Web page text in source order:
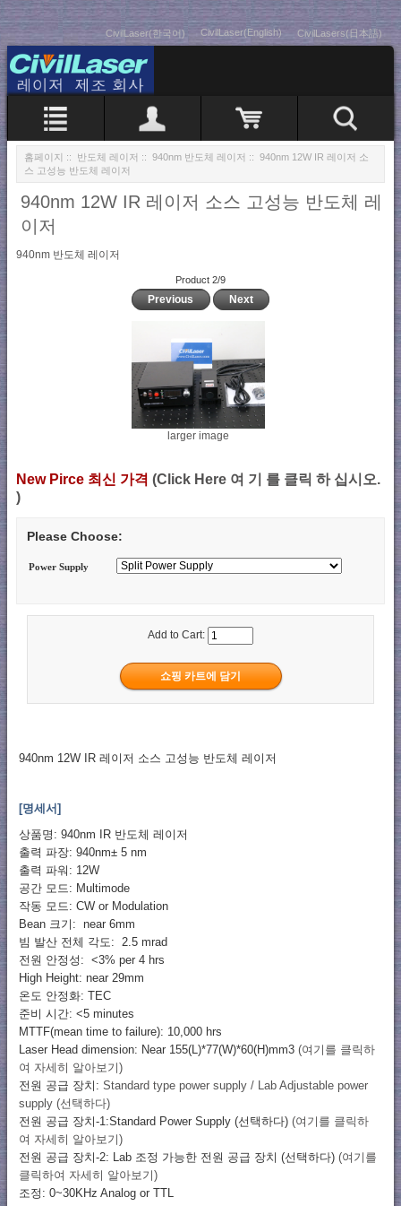
CivilLaser(한국어) CivilLaser(English) CivilLasers(日本語)
홈페이지 :: 반도체 레이저 :: 940nm 반도체 레이저 :: 940nm 12W IR 레이저 소
스 고성능 반도체 레이저
940nm 12W IR 레이저 소스 고성능 반도체 레
이저
940nm 반도체 레이저
Product 2/9
Previous Next
larger image
New Pirce 최신 가격 (Click Here 여 기 를 클릭 하 십시오.
)
Please Choose:
Power Supply
Add to Cart:
940nm 12W IR 레이저 소스 고성능 반도체 레이저
[명세서]
상품명: 940nm IR 반도체 레이저
출력 파장: 940nm± 5 nm
출력 파워: 12W
공간 모드: Multimode
작동 모드: CW or Modulation
Bean 크기: near 6mm
빔 발산 전체 각도: 2.5 mrad
전원 안정성: <3% per 4 hrs
High Height: near 29mm
온도 안정화: TEC
준비 시간: <5 minutes
MTTF(mean time to failure): 10,000 hrs
Laser Head dimension: Near 155(L)*77(W)*60(H)mm3 (여기를 클릭하
여 자세히 알아보기)
전원 공급 장치: Standard type power supply / Lab Adjustable power
supply (선택하다)
전원 공급 장치-1:Standard Power Supply (선택하다) (여기를 클릭하
여 자세히 알아보기)
전원 공급 장치-2: Lab 조정 가능한 전원 공급 장치 (선택하다) (여기를
클릭하여 자세히 알아보기)
조정: 0~30KHz Analog or TTL